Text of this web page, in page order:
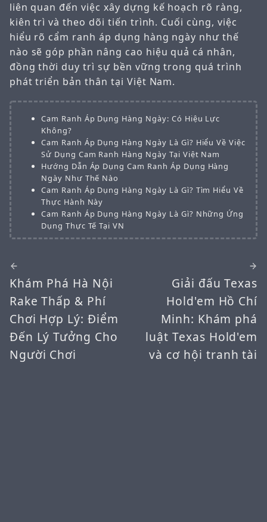
liên quan đến việc xây dựng kế hoạch rõ ràng,
kiên trì và theo dõi tiến trình. Cuối cùng, việc
hiểu rõ cẩm ranh áp dụng hàng ngày như thế
nào sẽ góp phần nâng cao hiệu quả cá nhân,
đồng thời duy trì sự bền vững trong quá trình
phát triển bản thân tại Việt Nam.
Cam Ranh Áp Dụng Hàng Ngày: Có Hiệu Lực
Không?
Cam Ranh Áp Dụng Hàng Ngày Là Gì? Hiểu Về Việc
Sử Dụng Cam Ranh Hàng Ngày Tại Việt Nam
Hướng Dẫn Áp Dụng Cam Ranh Áp Dụng Hàng
Ngày Như Thế Nào
Cam Ranh Áp Dụng Hàng Ngày Là Gì? Tìm Hiểu Về
Thực Hành Này
Cam Ranh Áp Dụng Hàng Ngày Là Gì? Những Ứng
Dụng Thực Tế Tại VN
Khám Phá Hà Nội
Rake Thấp & Phí
Chơi Hợp Lý: Điểm
Đến Lý Tưởng Cho
Người Chơi
Giải đấu Texas
Hold'em Hồ Chí
Minh: Khám phá
luật Texas Hold'em
và cơ hội tranh tài